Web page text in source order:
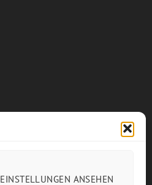
EINSTELLUNGEN ANSEHEN